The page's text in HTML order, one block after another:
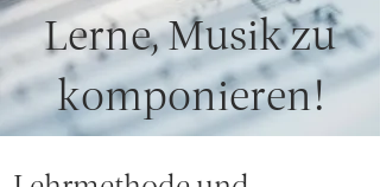
Lerne, Musik zu
komponieren!